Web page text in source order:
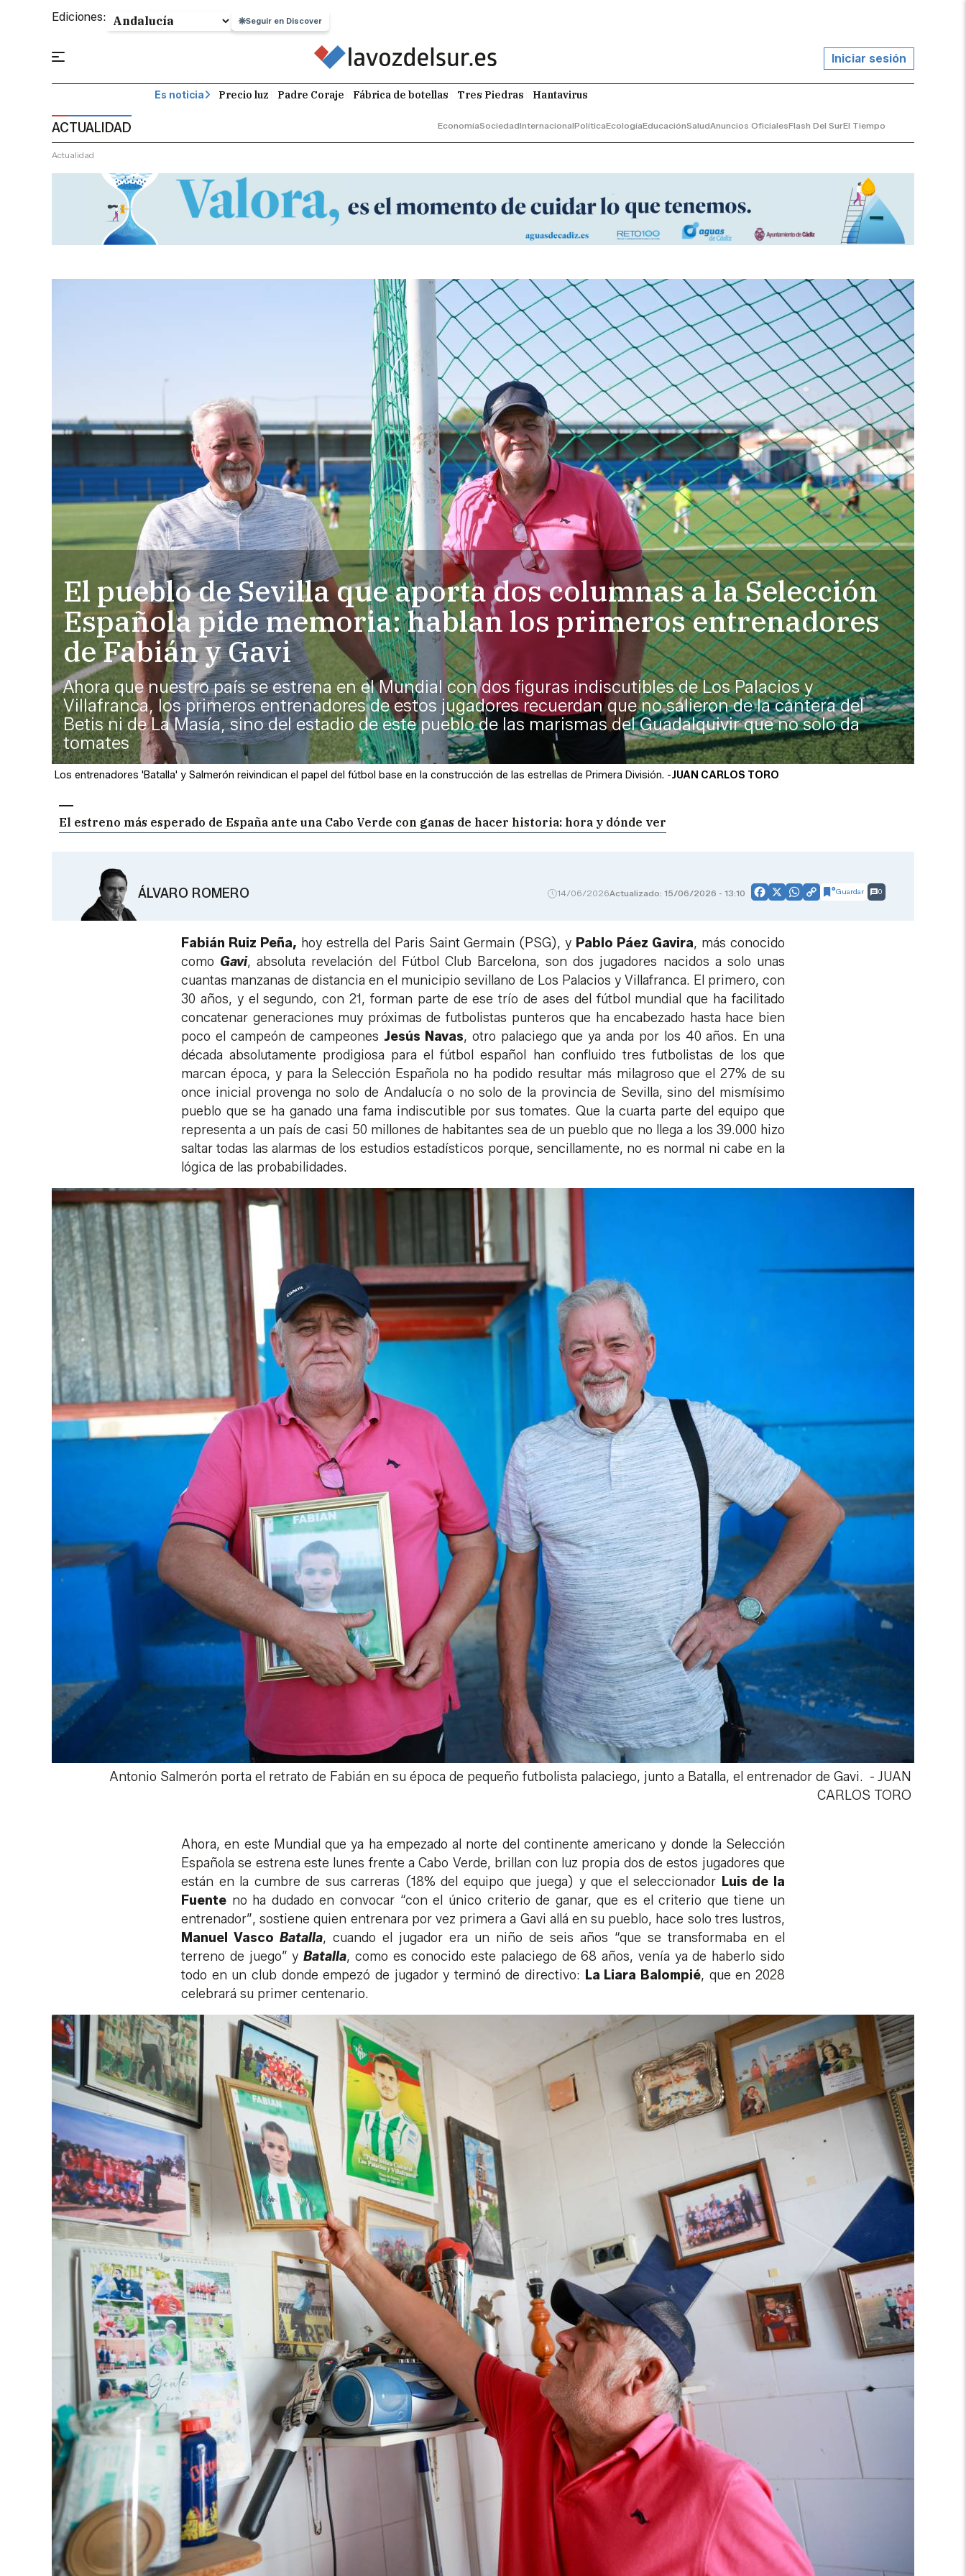
Ediciones: Seguir en Discover
Iniciar sesión
Es noticia Precio luz Padre Coraje Fábrica de botellas Tres Piedras Hantavirus
ACTUALIDAD EconomíaSociedadInternacionalPolíticaEcologíaEducaciónSaludAnuncios OficialesFlash Del SurEl Tiempo
Actualidad
Los entrenadores 'Batalla' y Salmerón reivindican el papel del fútbol base en la construcción de las estrellas de Primera División. -JUAN CARLOS TORO
El pueblo de Sevilla que aporta dos columnas a la Selección
Española pide memoria: hablan los primeros entrenadores
de Fabián y Gavi
Ahora que nuestro país se estrena en el Mundial con dos figuras indiscutibles de Los Palacios y
Villafranca, los primeros entrenadores de estos jugadores recuerdan que no salieron de la cantera del
Betis ni de La Masía, sino del estadio de este pueblo de las marismas del Guadalquivir que no solo da
tomates
El estreno más esperado de España ante una Cabo Verde con ganas de hacer historia: hora y dónde ver
ÁLVARO ROMERO 14/06/2026Actualizado: 15/06/2026 - 13:10 Facebook
X WhatsApp
CopyGuardar 0
Fabián Ruiz Peña, hoy estrella del Paris Saint Germain (PSG), y Pablo Páez Gavira, más conocido
como Gavi, absoluta revelación del Fútbol Club Barcelona, son dos jugadores nacidos a solo unas
cuantas manzanas de distancia en el municipio sevillano de Los Palacios y Villafranca. El primero, con
30 años, y el segundo, con 21, forman parte de ese trío de ases del fútbol mundial que ha facilitado
concatenar generaciones muy próximas de futbolistas punteros que ha encabezado hasta hace bien
poco el campeón de campeones Jesús Navas, otro palaciego que ya anda por los 40 años. En una
década absolutamente prodigiosa para el fútbol español han confluido tres futbolistas de los que
marcan época, y para la Selección Española no ha podido resultar más milagroso que el 27% de su
once inicial provenga no solo de Andalucía o no solo de la provincia de Sevilla, sino del mismísimo
pueblo que se ha ganado una fama indiscutible por sus tomates. Que la cuarta parte del equipo que
representa a un país de casi 50 millones de habitantes sea de un pueblo que no llega a los 39.000 hizo
saltar todas las alarmas de los estudios estadísticos porque, sencillamente, no es normal ni cabe en la
lógica de las probabilidades.
Antonio Salmerón porta el retrato de Fabián en su época de pequeño futbolista palaciego, junto a Batalla, el entrenador de Gavi. - JUAN
CARLOS TORO
Ahora, en este Mundial que ya ha empezado al norte del continente americano y donde la Selección
Española se estrena este lunes frente a Cabo Verde, brillan con luz propia dos de estos jugadores que
están en la cumbre de sus carreras (18% del equipo que juega) y que el seleccionador Luis de la
Fuente no ha dudado en convocar “con el único criterio de ganar, que es el criterio que tiene un
entrenador”, sostiene quien entrenara por vez primera a Gavi allá en su pueblo, hace solo tres lustros,
Manuel Vasco Batalla, cuando el jugador era un niño de seis años “que se transformaba en el
terreno de juego” yBatalla, como es conocido este palaciego de 68 años, venía ya de haberlo sido
todo en un club donde empezó de jugador y terminó de directivo: La Liara Balompié, que en 2028
celebrará su primer centenario.